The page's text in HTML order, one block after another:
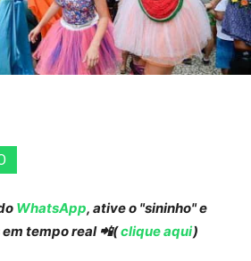
WhatsApp, ative o "sininho" e
tempo real 📲(clique aqui)